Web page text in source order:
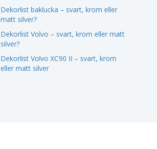
Dekorlist baklucka – svart, krom eller
matt silver?
Dekorlist Volvo – svart, krom eller matt
silver?
Dekorlist Volvo XC90 II – svart, krom
eller matt silver